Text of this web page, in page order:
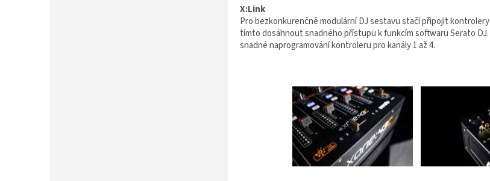
X:Link
Pro bezkonkurenčně modulární DJ sestavu stačí připojit
tímto dosáhnout snadného přístupu k funkcím softwaru Serato
snadné naprogramování kontroleru pro kanály 1 až 4.